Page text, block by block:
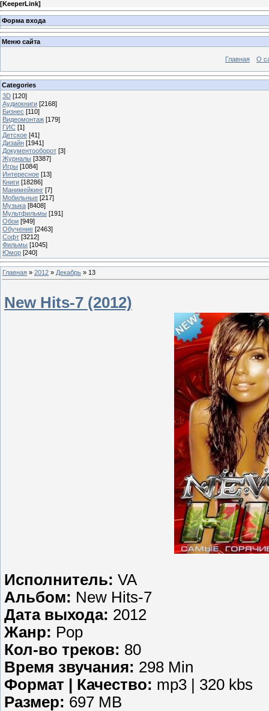
[KeeperLink]
Форма входа
Меню сайта
Главная О
Categories
3D [120]
Аудиокниги [2168]
Бизнес [110]
Видеомонтаж [179]
ГИС [1]
Детское [41]
Дизайн [1941]
Документооборот [3]
Журналы [3387]
Игры [1084]
Интересное [13]
Книги [18286]
Манимейкинг [7]
Мобильные [217]
Музыка [8408]
Мультфильмы [191]
Обои [949]
Обучение [2463]
Софт [3212]
Фильмы [1045]
Юмор [240]
Главная » 2012 » Декабрь » 13
New Hits-7 (2012)
Исполнитель: VA
Альбом: New Hits-7
Дата выхода: 2012
Жанр: Pop
Кол-во треков: 80
Время звучания: 298 Min
Формат | Качество: mp3 | 320 kbs
Размер: 697 MB